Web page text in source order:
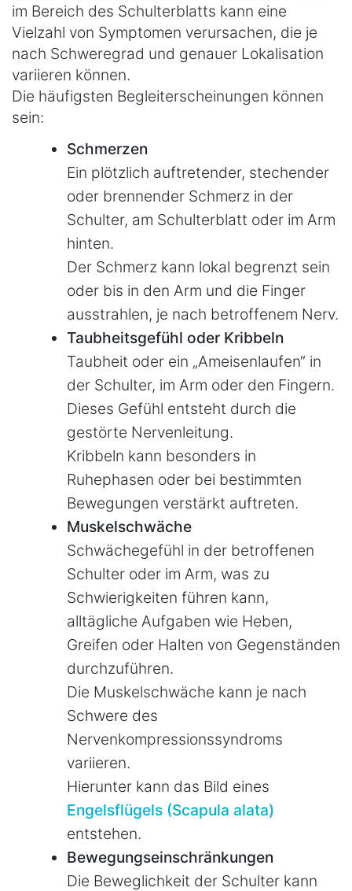
im Bereich des Schulterblatts kann eine
Vielzahl von Symptomen verursachen, die je
nach Schweregrad und genauer Lokalisation
variieren können.
Die häufigsten Begleiterscheinungen können
sein:
Schmerzen
Ein plötzlich auftretender, stechender
oder brennender Schmerz in der
Schulter, am Schulterblatt oder im Arm
hinten.
Der Schmerz kann lokal begrenzt sein
oder bis in den Arm und die Finger
ausstrahlen, je nach betroffenem Nerv.
Taubheitsgefühl oder Kribbeln
Taubheit oder ein „Ameisenlaufen“ in
der Schulter, im Arm oder den Fingern.
Dieses Gefühl entsteht durch die
gestörte Nervenleitung.
Kribbeln kann besonders in
Ruhephasen oder bei bestimmten
Bewegungen verstärkt auftreten.
Muskelschwäche
Schwächegefühl in der betroffenen
Schulter oder im Arm, was zu
Schwierigkeiten führen kann,
alltägliche Aufgaben wie Heben,
Greifen oder Halten von Gegenständen
durchzuführen.
Die Muskelschwäche kann je nach
Schwere des
Nervenkompressionssyndroms
variieren.
Hierunter kann das Bild eines
Engelsflügels (Scapula alata)
entstehen.
Bewegungseinschränkungen
Die Beweglichkeit der Schulter kann